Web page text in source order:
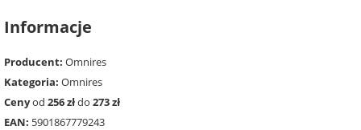
Informacje
Producent: Omnires
Kategoria: Omnires
Cenyod 256 złdo 273 zł
EAN: 5901867779243